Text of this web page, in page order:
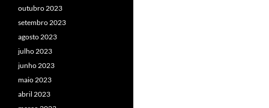
outubro 2023
setembro 2023
agosto 2023
julho 2023
junho 2023
maio 2023
abril 2023